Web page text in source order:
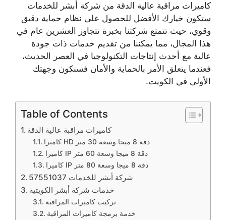
كاميرات مراقبة عالية الدقة من شركة أبشر للخدمات
ستكون خيارك الأفضل للحصول على نظام حماية دقيق
وقوي، حيث تتمتع شركتنا بخبرة تتجاوز العشرين عام في
هذا المجال، مما يمكننا من تقديم خدمات ذات جودة
عالية مع أحدث إنتاجات التكنولوجيا في العصر الحديث،
فعندما يتعلق الأمر بالحماية والأمان فسنكون وجهتك
الأولى في الكويت.
Table of Contents
كاميرات مراقبة عالية الدقة
كاميرا HD دقة 8 ميجا وسعة 30 متر
كاميرا IP دقة 8 ميجا وسعة 60 متر
كاميرا IP دقة 8 ميجا وسعة 80 متر
شركة أبشر للخدمات 57551037
خدمات شركة أبشر الكويتية
تركيب كاميرات المراقبة
خدمة برمجة كاميرات المراقبة